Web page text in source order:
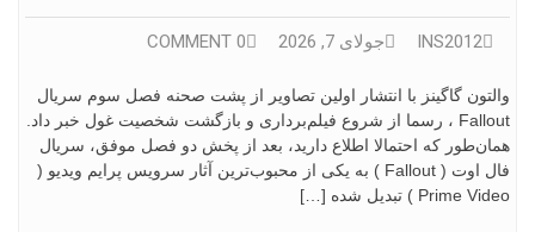
INS2012 جولای 7, 2026 0 COMMENT
والتون گاگینز با انتشار اولین تصاویر از پشت صحنه فصل سوم سریال
Fallout ، رسما از شروع فیلم‌برداری و بازگشت شخصیت غول خبر داد.
همان‌طور که احتمالا اطلاع دارید، بعد از پخش دو فصل موفق، سریال
فال اوت ( Fallout ) به یکی از محبوب‌ترین آثار سرویس پرایم ویدیو (
Prime Video ) تبدیل شده […]